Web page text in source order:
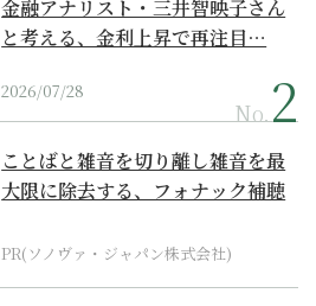
金融アナリスト・三井智映子さん
と考える、金利上昇で再注目…
2026/07/28
No.
ことばと雑音を切り離し雑音を最
大限に除去する、フォナック補聴
PR(ソノヴァ・ジャパン株式会社)